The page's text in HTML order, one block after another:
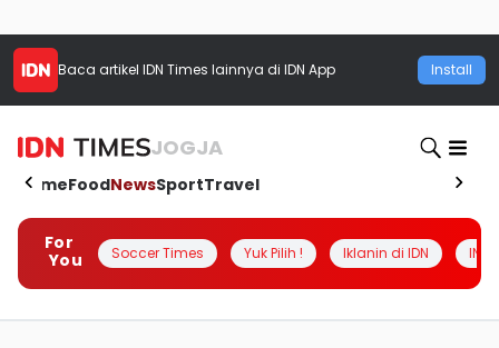
Baca artikel IDN Times lainnya di IDN App Install
JOGJA
HomeFoodNewsSportTravel
For
You
Soccer Times Yuk Pilih ! Iklanin di IDN